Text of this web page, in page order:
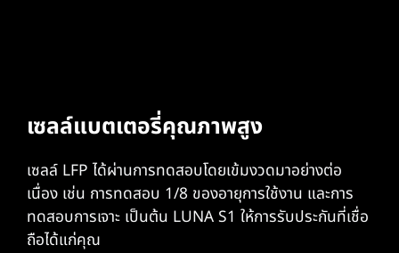
เซลล์แบตเตอรี่คุณภาพสูง
เซลล์ LFP ได้ผ่านการทดสอบโดยเข้มงวดมาอย่างต่อ
เนื่อง เช่น การทดสอบ 1/8 ของอายุการใช้งาน และการ
ทดสอบการเจาะ เป็นต้น LUNA S1 ให้การรับประกันที่เชื่อ
ถือได้แก่คุณ